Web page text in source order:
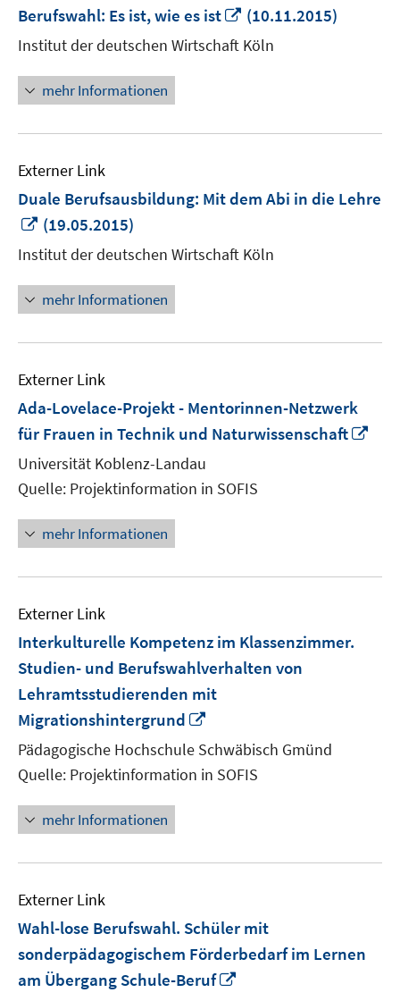
Berufswahl: Es ist, wie es ist
In
neuem
Fenster
(10.11.2015)
Institut der deutschen Wirtschaft Köln
mehr Informationen
Externer Link
Duale Berufsausbildung: Mit dem Abi in die Lehre
In
neuem
Fenster
öffnen
(19.05.2015)
Institut der deutschen Wirtschaft Köln
mehr Informationen
Externer Link
Ada-Lovelace-Projekt - Mentorinnen-Netzwerk
für Frauen in Technik und Naturwissenschaft
Universität Koblenz-Landau
Quelle: Projektinformation in SOFIS
mehr Informationen
Externer Link
Interkulturelle Kompetenz im Klassenzimmer.
Studien- und Berufswahlverhalten von
Lehramtsstudierenden mit
Migrationshintergrund
neuem
Fenster
öffnen
Pädagogische Hochschule Schwäbisch Gmünd
Quelle: Projektinformation in SOFIS
mehr Informationen
Externer Link
Wahl-lose Berufswahl. Schüler mit
sonderpädagogischem Förderbedarf im Lernen
am Übergang Schule-Beruf